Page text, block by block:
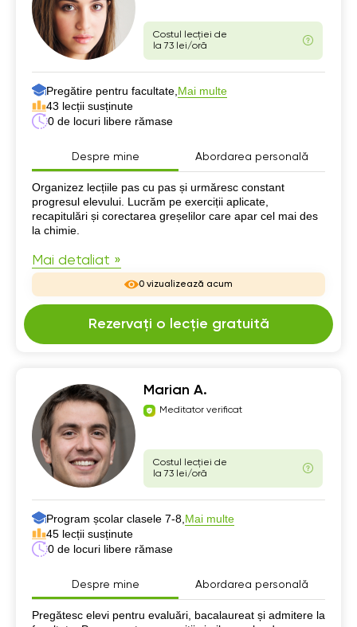
Costul lecției de
la 73 lei/oră
Pregătire pentru facultate, Mai multe
43 lecții susținute
0 de locuri libere rămase
Despre mine Abordarea personală
Despre mine
Organizez lecțiile pas cu pas și urmăresc constant
progresul elevului. Lucrăm pe exerciții aplicate,
recapitulări și corectarea greșelilor care apar cel mai des
la chimie.
Mai detaliat »
0 vizualizează acum
Rezervați o lecție gratuită
Marian A.
Meditator verificat
Costul lecției de
la 73 lei/oră
Program școlar clasele 7-8, Mai multe
45 lecții susținute
0 de locuri libere rămase
Despre mine Abordarea personală
Despre mine
Pregătesc elevi pentru evaluări, bacalaureat și admitere la